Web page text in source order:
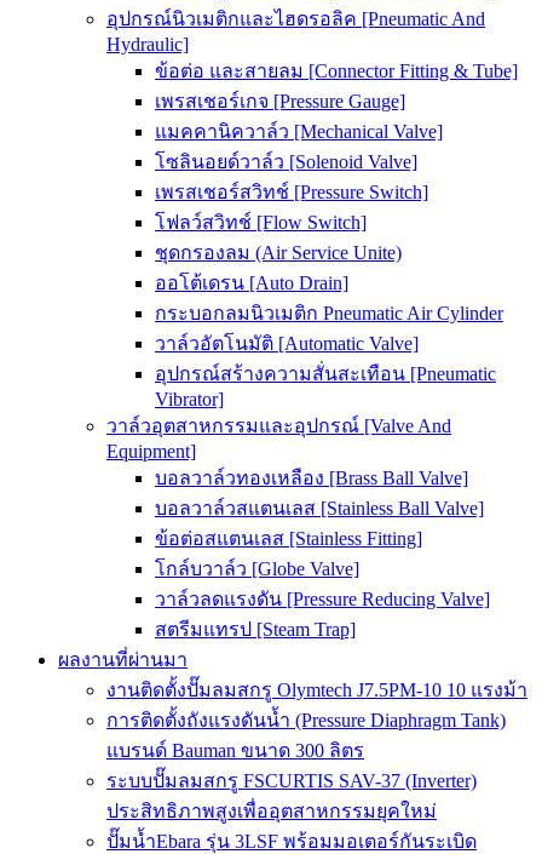
อุปกรณ์นิวเมติกและไฮดรอลิค [Pneumatic And
Hydraulic]
ข้อต่อ และสายลม [Connector Fitting & Tube]
เพรสเชอร์เกจ [Pressure Gauge]
แมคคานิควาล์ว [Mechanical Valve]
โซลินอยด์วาล์ว [Solenoid Valve]
เพรสเชอร์สวิทช์ [Pressure Switch]
โฟลว์สวิทช์ [Flow Switch]
ชุดกรองลม (Air Service Unite)
ออโต้เดรน [Auto Drain]
กระบอกลมนิวเมติก Pneumatic Air Cylinder
วาล์วอัตโนมัติ [Automatic Valve]
อุปกรณ์สร้างความสั่นสะเทือน [Pneumatic
Vibrator]
วาล์วอุตสาหกรรมและอุปกรณ์ [Valve And
Equipment]
บอลวาล์วทองเหลือง [Brass Ball Valve]
บอลวาล์วสแตนเลส [Stainless Ball Valve]
ข้อต่อสแตนเลส [Stainless Fitting]
โกล์บวาล์ว [Globe Valve]
วาล์วลดแรงดัน [Pressure Reducing Valve]
สตรีมแทรป [Steam Trap]
ผลงานที่ผ่านมา
งานติดตั้งปั๊มลมสกรู Olymtech J7.5PM-10 10 แรงม้า
การติดตั้งถังแรงดันน้ำ (Pressure Diaphragm Tank)
แบรนด์ Bauman ขนาด 300 ลิตร
ระบบปั๊มลมสกรู FSCURTIS SAV-37 (Inverter)
ประสิทธิภาพสูงเพื่ออุตสาหกรรมยุคใหม่
ปั๊มน้ำEbara รุ่น 3LSF พร้อมมอเตอร์กันระเบิด